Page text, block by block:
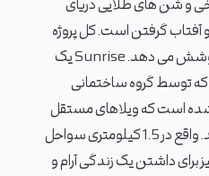
و شن های طلایی دریای
آفتاب گرفتن است. کل پروژه
بیش از 10000 متر مربع را پوشش می دهد. Sunrise یک
توسط گروه ساختمانی
است که ویلاهای مستقل
و نیمه مستقل را ارائه می دهد. واقع در 1.5 کیلومتری سواحل
داشتن یک زندگی آرام و